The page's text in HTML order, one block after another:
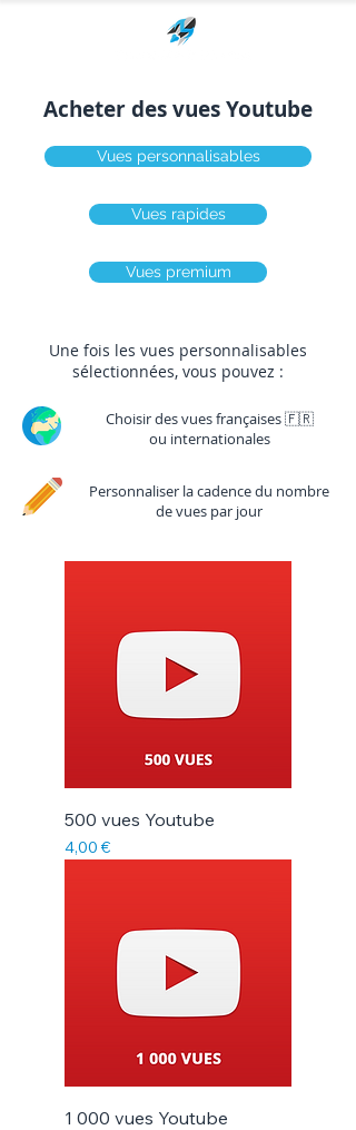
Acheter des vues Youtube
Vues personnalisables
Vues rapides
Vues premium
Une fois les vues personnalisables
sélectionnées, vous pouvez :
Choisir des vues françaises 🇫🇷
ou internationales
Personnaliser la cadence du nombre
de vues par jour
500 vues Youtube
Prix
4,00 €
1 000 vues Youtube